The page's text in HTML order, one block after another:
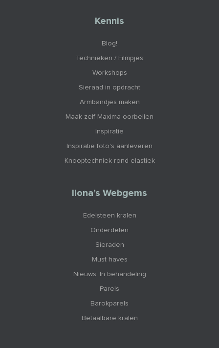
Kennis
Blog!
Technieken / Filmpjes
Workshops
Sieraad in opdracht
Armbandjes maken
Maak zelf Maxima oorbellen
Inspiratie
Inspiratie foto's aanleveren
Knooptechniek rond elastiek
Ilona’s Webgems
Edelsteen kralen
Onderdelen
Sieraden
Must haves
Nieuws: In behandeling
Parels
Barokparels
Betaalbare kralen